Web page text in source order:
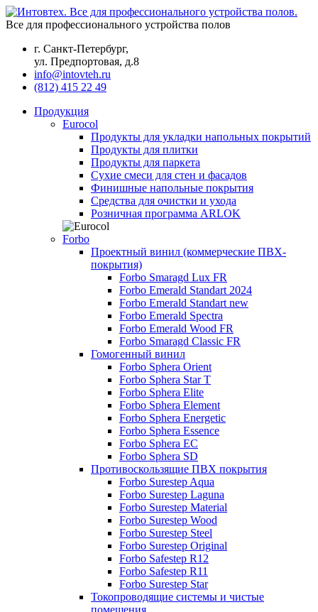
Все для профессионального устройства полов
г. Санкт-Петербург,
ул. Предпортовая, д.8
info@intovteh.ru
(812) 415 22 49
Продукция
Eurocol
Продукты для укладки напольных покрытий
Продукты для плитки
Продукты для паркета
Сухие смеси для стен и фасадов
Финишные напольные покрытия
Средства для очистки и ухода
Розничная программа ARLOK
Forbo
Проектный винил (коммерческие ПВХ-
покрытия)
Forbo Smaragd Lux FR
Forbo Emerald Standart 2024
Forbo Emerald Standart new
Forbo Emerald Spectra
Forbo Emerald Wood FR
Forbo Smaragd Classic FR
Гомогенный винил
Forbo Sphera Orient
Forbo Sphera Star T
Forbo Sphera Elite
Forbo Sphera Element
Forbo Sphera Energetic
Forbo Sphera Essence
Forbo Sphera EC
Forbo Sphera SD
Противоскользящие ПВХ покрытия
Forbo Surestep Aqua
Forbo Surestep Laguna
Forbo Surestep Material
Forbo Surestep Wood
Forbo Surestep Steel
Forbo Surestep Original
Forbo Safestep R12
Forbo Safestep R11
Forbo Surestep Star
Токопроводящие системы и чистые
помещения